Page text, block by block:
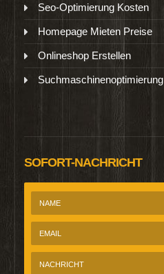
Seo-Optimierung Kosten
Homepage Mieten Preise
Onlineshop Erstellen
Suchmaschinenoptimierung
SOFORT-NACHRICHT